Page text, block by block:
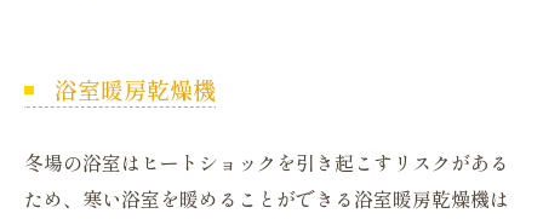
浴室暖房乾燥機
冬場の浴室はヒートショックを引き起こすリスクがある
ため、寒い浴室を暖めることができる浴室暖房乾燥機は